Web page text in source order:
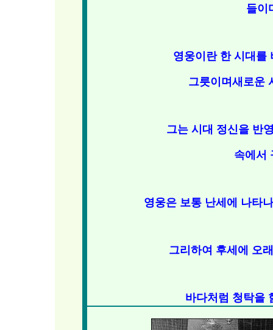
들이
영웅이란 한 시대를
그릇이며 새로운
그는 시대 정신을 반
속에서
영웅은 보통 난세에 나타
그리하여 후세에 오
바다처럼 청탁을